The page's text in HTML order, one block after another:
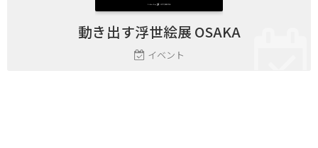
動き出す浮世絵展 OSAKA
イベント